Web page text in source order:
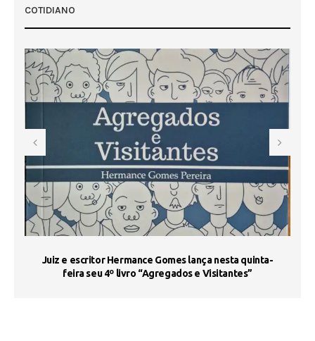
COTIDIANO
Juiz e escritor Hermance Gomes lança nesta quinta-
feira seu 4º livro “Agregados e Visitantes”